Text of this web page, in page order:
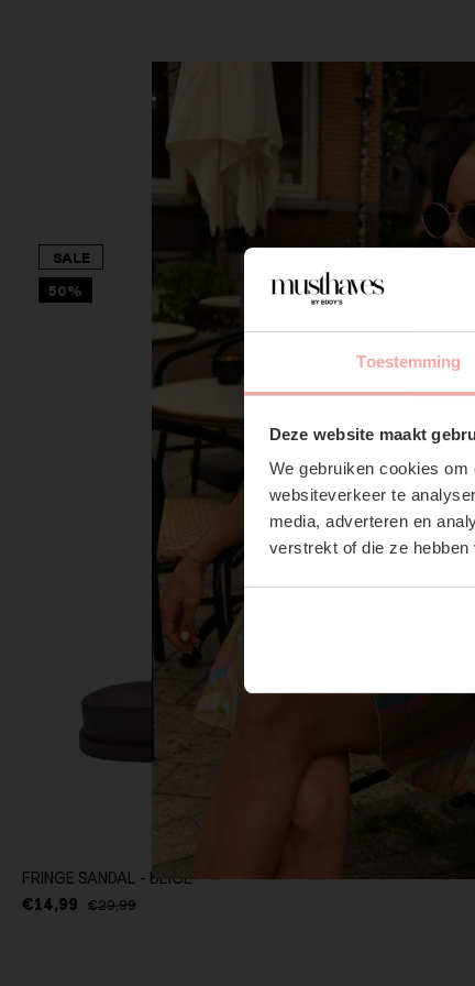
Toestemming
Deze website maakt
We gebruiken cookies
websiteverkeer te
media, adverteren en
verstrekt of die ze
SALE
50%
FRINGE SANDAL - BEIGE
€14,99 €29,99